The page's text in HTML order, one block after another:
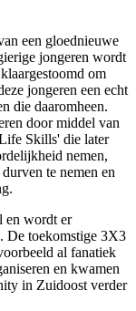
een gloednieuwe
jongeren wordt
om
jongeren een echt
die daaromheen.
door middel van
Skills' die later
nemen,
te nemen en
en wordt er
De toekomstige 3X3
al fanatiek
en kwamen
in Zuidoost verder